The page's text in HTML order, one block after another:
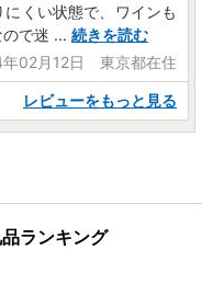
くい状態で、ワインも
で迷 ... 続きを読む
02月12日 東京都在住
レビューをもっと見る
ランキング